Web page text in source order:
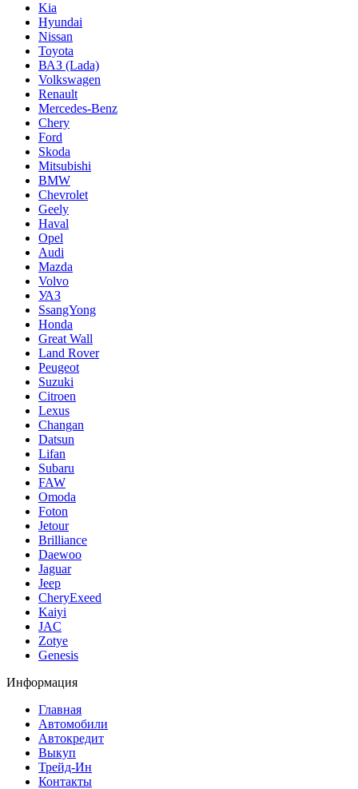
Kia
Hyundai
Nissan
Toyota
ВАЗ (Lada)
Volkswagen
Renault
Mercedes-Benz
Chery
Ford
Skoda
Mitsubishi
BMW
Chevrolet
Geely
Haval
Opel
Audi
Mazda
Volvo
УАЗ
SsangYong
Honda
Great Wall
Land Rover
Peugeot
Suzuki
Citroen
Lexus
Changan
Datsun
Lifan
Subaru
FAW
Omoda
Foton
Jetour
Brilliance
Daewoo
Jaguar
Jeep
CheryExeed
Kaiyi
JAC
Zotye
Genesis
Информация
Главная
Автомобили
Автокредит
Выкуп
Трейд-Ин
Контакты